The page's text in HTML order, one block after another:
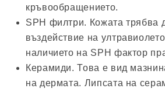
кръвообращението.
SPH филтри. Кожата трябва
въздействие на
наличието на SPH фактор
Керамиди. Това е вид
на дермата. Липсата на